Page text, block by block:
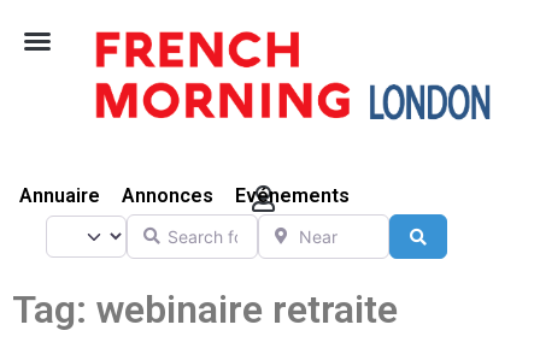
Annuaire Annonces Evénements
Select search type
Search for Near
Tag: webinaire retraite